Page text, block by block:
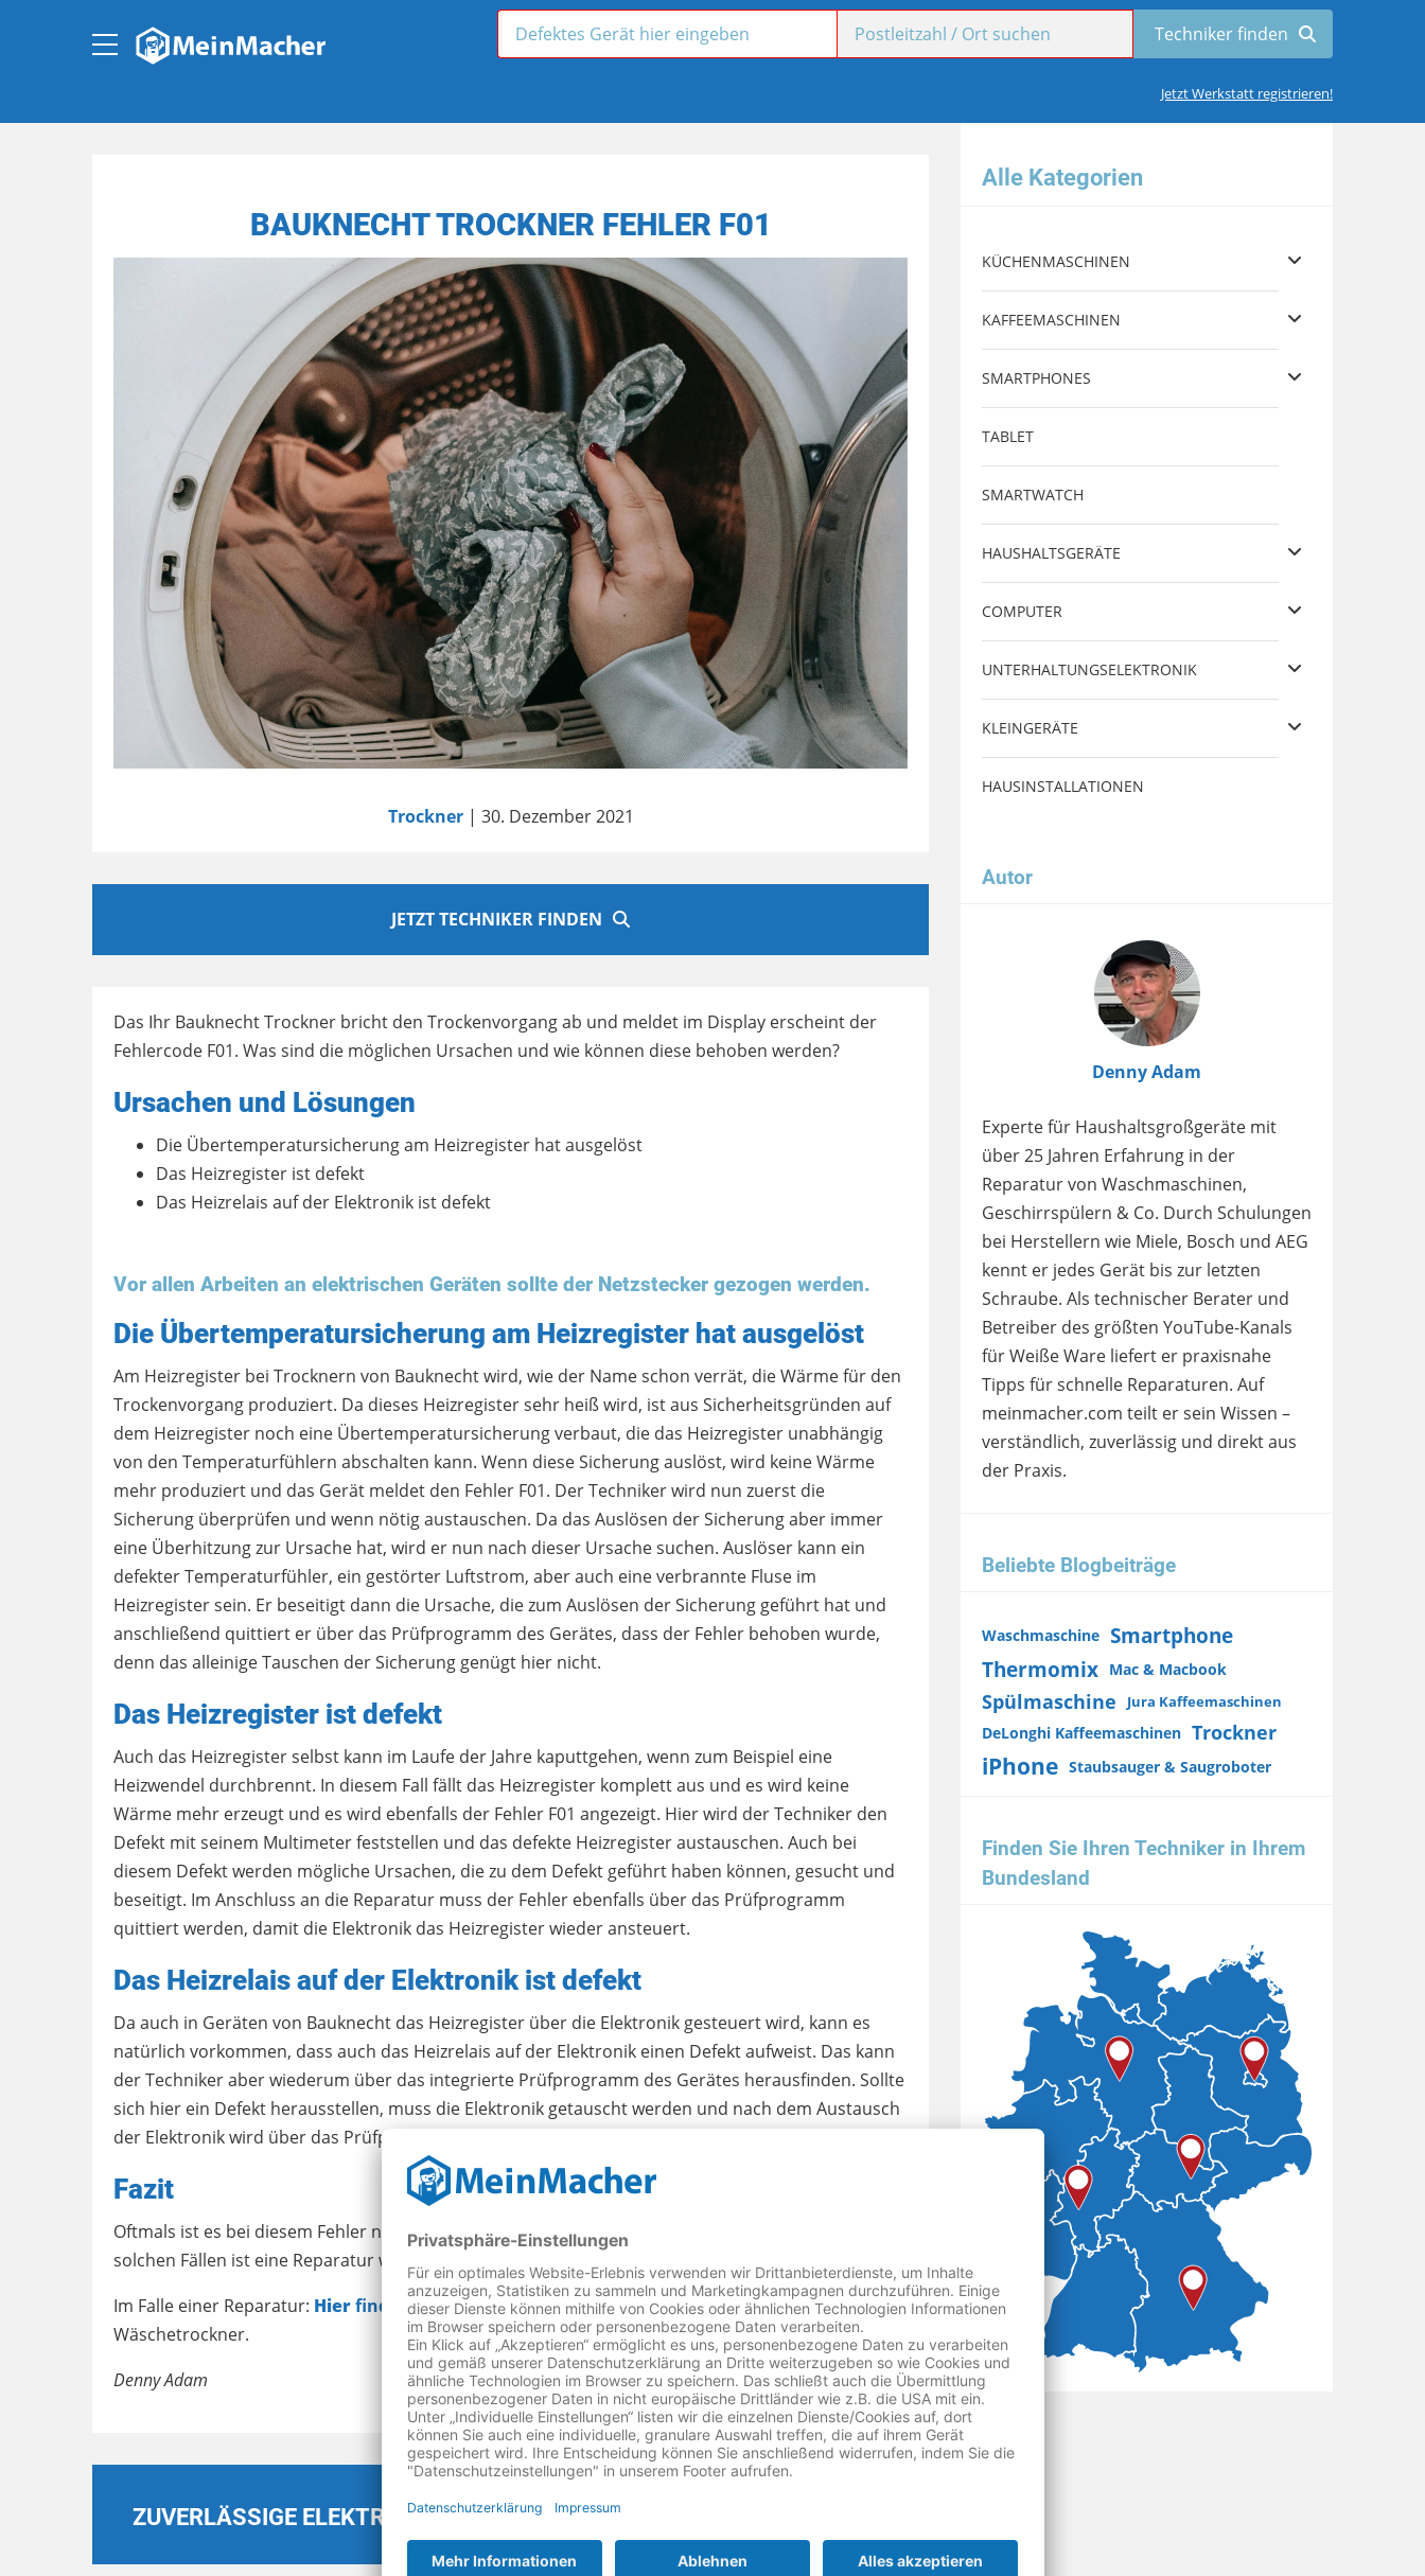
Jetzt Werkstatt registrieren!
BAUKNECHT TROCKNER FEHLER F01
Trockner| 30. Dezember 2021
JETZT TECHNIKER FINDEN
Das Ihr Bauknecht Trockner bricht den Trockenvorgang ab und meldet im Display erscheint der
Fehlercode F01. Was sind die möglichen Ursachen und wie können diese behoben werden?
Ursachen und Lösungen
Die Übertemperatursicherung am Heizregister hat ausgelöst
Das Heizregister ist defekt
Das Heizrelais auf der Elektronik ist defekt
Vor allen Arbeiten an elektrischen Geräten sollte der Netzstecker gezogen werden.
Die Übertemperatursicherung am Heizregister hat ausgelöst
Am Heizregister bei Trocknern von Bauknecht wird, wie der Name schon verrät, die Wärme für den
Trockenvorgang produziert. Da dieses Heizregister sehr heiß wird, ist aus Sicherheitsgründen auf
dem Heizregister noch eine Übertemperatursicherung verbaut, die das Heizregister unabhängig
von den Temperaturfühlern abschalten kann. Wenn diese Sicherung auslöst, wird keine Wärme
mehr produziert und das Gerät meldet den Fehler F01. Der Techniker wird nun zuerst die
Sicherung überprüfen und wenn nötig austauschen. Da das Auslösen der Sicherung aber immer
eine Überhitzung zur Ursache hat, wird er nun nach dieser Ursache suchen. Auslöser kann ein
defekter Temperaturfühler, ein gestörter Luftstrom, aber auch eine verbrannte Fluse im
Heizregister sein. Er beseitigt dann die Ursache, die zum Auslösen der Sicherung geführt hat und
anschließend quittiert er über das Prüfprogramm des Gerätes, dass der Fehler behoben wurde,
denn das alleinige Tauschen der Sicherung genügt hier nicht.
Das Heizregister ist defekt
Auch das Heizregister selbst kann im Laufe der Jahre kaputtgehen, wenn zum Beispiel eine
Heizwendel durchbrennt. In diesem Fall fällt das Heizregister komplett aus und es wird keine
Wärme mehr erzeugt und es wird ebenfalls der Fehler F01 angezeigt. Hier wird der Techniker den
Defekt mit seinem Multimeter feststellen und das defekte Heizregister austauschen. Auch bei
diesem Defekt werden mögliche Ursachen, die zu dem Defekt geführt haben können, gesucht und
beseitigt. Im Anschluss an die Reparatur muss der Fehler ebenfalls über das Prüfprogramm
quittiert werden, damit die Elektronik das Heizregister wieder ansteuert.
Das Heizrelais auf der Elektronik ist defekt
Da auch in Geräten von Bauknecht das Heizregister über die Elektronik gesteuert wird, kann es
natürlich vorkommen, dass auch das Heizrelais auf der Elektronik einen Defekt aufweist. Das kann
der Techniker aber wiederum über das integrierte Prüfprogramm des Gerätes herausfinden. Sollte
sich hier ein Defekt herausstellen, muss die Elektronik getauscht werden und nach dem Austausch
der Elektronik wird über das Prüfprogramm die Funktion des Gerätes überprüft.
Fazit
Oftmals ist es bei diesem Fehler nach dem Motto „Kleine Ursache große Wirkung“, aber gerade in
solchen Fällen ist eine Reparatur wirtschaftlich sinnvoll.
Im Falle einer Reparatur: Hierfinden Sie einen Trockner-Kundendienstfür Ihren Bauknecht
Wäschetrockner.
Denny Adam
ZUVERLÄSSIGE ELEKTROGERÄTE REPARATUR IN GANZ DEUTSCHLAND
Alle Kategorien
KÜCHENMASCHINEN
KAFFEEMASCHINEN
SMARTPHONES
TABLET
SMARTWATCH
HAUSHALTSGERÄTE
COMPUTER
UNTERHALTUNGSELEKTRONIK
KLEINGERÄTE
HAUSINSTALLATIONEN
Autor
Denny Adam
Experte für Haushaltsgroßgeräte mit
über 25 Jahren Erfahrung in der
Reparatur von Waschmaschinen,
Geschirrspülern & Co. Durch Schulungen
bei Herstellern wie Miele, Bosch und AEG
kennt er jedes Gerät bis zur letzten
Schraube. Als technischer Berater und
Betreiber des größten YouTube-Kanals
für Weiße Ware liefert er praxisnahe
Tipps für schnelle Reparaturen. Auf
meinmacher.com teilt er sein Wissen –
verständlich, zuverlässig und direkt aus
der Praxis.
Beliebte Blogbeiträge
Waschmaschine Smartphone
Thermomix Mac & Macbook
Spülmaschine Jura Kaffeemaschinen
DeLonghi Kaffeemaschinen Trockner
iPhone Staubsauger & Saugroboter
Finden Sie Ihren Techniker in Ihrem
Bundesland